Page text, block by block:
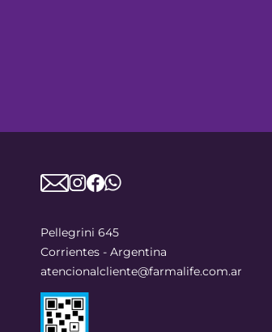
Pellegrini 645
Corrientes - Argentina
atencionalcliente@farmalife.com.ar